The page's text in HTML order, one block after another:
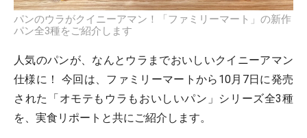
パンのウラがクイニーアマン！「ファミリーマート」の新作
パン全3種をご紹介します
人気のパンが、なんとウラまでおいしいクイニーアマン
仕様に！ 今回は、ファミリーマートから10月7日に発売
された「オモテもウラもおいしいパン」シリーズ全3種
を、実食リポートと共にご紹介します。